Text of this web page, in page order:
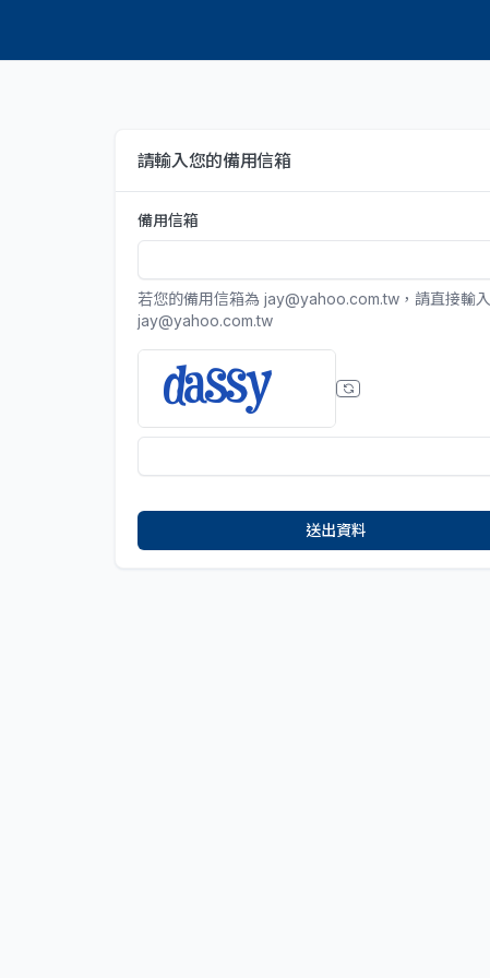
請輸入您的備用信箱
備用信箱
若您的備用信箱為 jay@yahoo.com.tw，請直接輸入
jay@yahoo.com.tw